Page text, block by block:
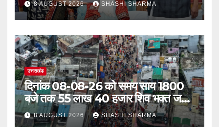
8 AUGUST 2026 SHASHI SHARMA
उत्तराखंड
दिनांक 08-08-26 को समय साय 1800
बजे तक 55 लाख 40 हजार शिव भक्त जल
लेकर अपने गंतव्य को प्रस्थान कर चुके
8 AUGUST 2026 SHASHI SHARMA